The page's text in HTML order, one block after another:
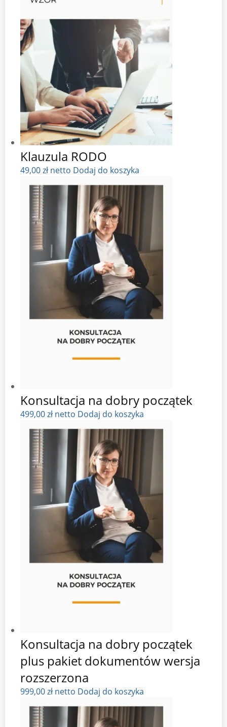
Klauzula RODO
49,00zł netto Dodaj do koszyka
Konsultacja na dobry początek
499,00zł netto Dodaj do koszyka
Konsultacja na dobry początek
plus pakiet dokumentów wersja
rozszerzona
999,00zł netto Dodaj do koszyka